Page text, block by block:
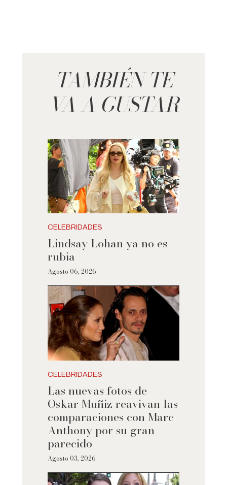
TAMBIÉN TE
VA A GUSTAR
CELEBRIDADES
Lindsay Lohan ya no es
rubia
Agosto 06, 2026
CELEBRIDADES
Las nuevas fotos de
Oskar Muñiz reavivan las
comparaciones con Marc
Anthony por su gran
parecido
Agosto 03, 2026